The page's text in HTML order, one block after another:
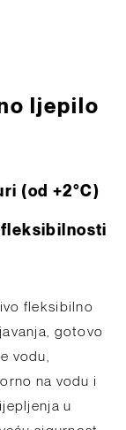
ljepilo
(od +2°C)
fleksibilno
gotovo
vodu,
na vodu i
u